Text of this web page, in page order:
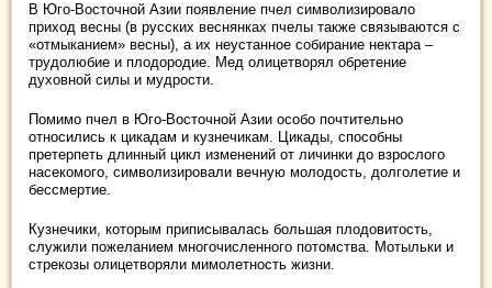
В Юго-Восточной Азии появление пчел символизировало
приход весны (в русских веснянках пчелы также связываются с
«отмыканием» весны), а их неустанное собирание нектара –
трудолюбие и плодородие. Мед олицетворял обретение
духовной силы и мудрости.
Помимо пчел в Юго-Восточной Азии особо почтительно
относились к цикадам и кузнечикам. Цикады, способны
претерпеть длинный цикл изменений от личинки до взрослого
насекомого, символизировали вечную молодость, долголетие и
бессмертие.
Кузнечики, которым приписывалась большая плодовитость,
служили пожеланием многочисленного потомства. Мотыльки и
стрекозы олицетворяли мимолетность жизни.